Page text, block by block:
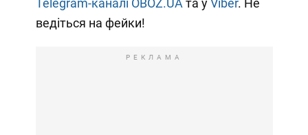
Telegram-каналі OBOZ.UA та уViber. Не
ведіться на фейки!
РЕКЛАМА